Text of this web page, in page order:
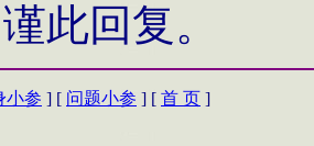
此回复。
小参 ] [ 问题小参 ] [ 首 页 ]